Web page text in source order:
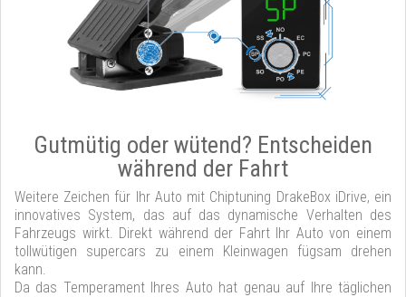
Gutmütig oder wütend? Entscheiden
während der Fahrt
Weitere Zeichen für Ihr Auto mit Chiptuning DrakeBox iDrive, ein
innovatives System, das auf das dynamische Verhalten des
Fahrzeugs wirkt. Direkt während der Fahrt Ihr Auto von einem
tollwütigen supercars zu einem Kleinwagen fügsam drehen
kann.
Da das Temperament Ihres Auto hat genau auf Ihre täglichen